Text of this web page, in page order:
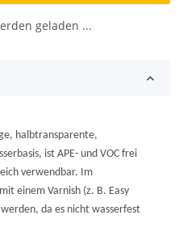
geladen ...
halbtransparente,
ist APE- und VOC frei
verwendbar. Im
einem Varnish (z. B. Easy
da es nicht wasserfest